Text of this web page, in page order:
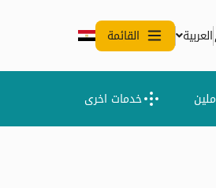
العربية القائمة
خدمات اخرى